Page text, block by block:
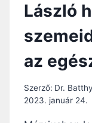
László
az
Szerző: Dr.
2023. január 24.